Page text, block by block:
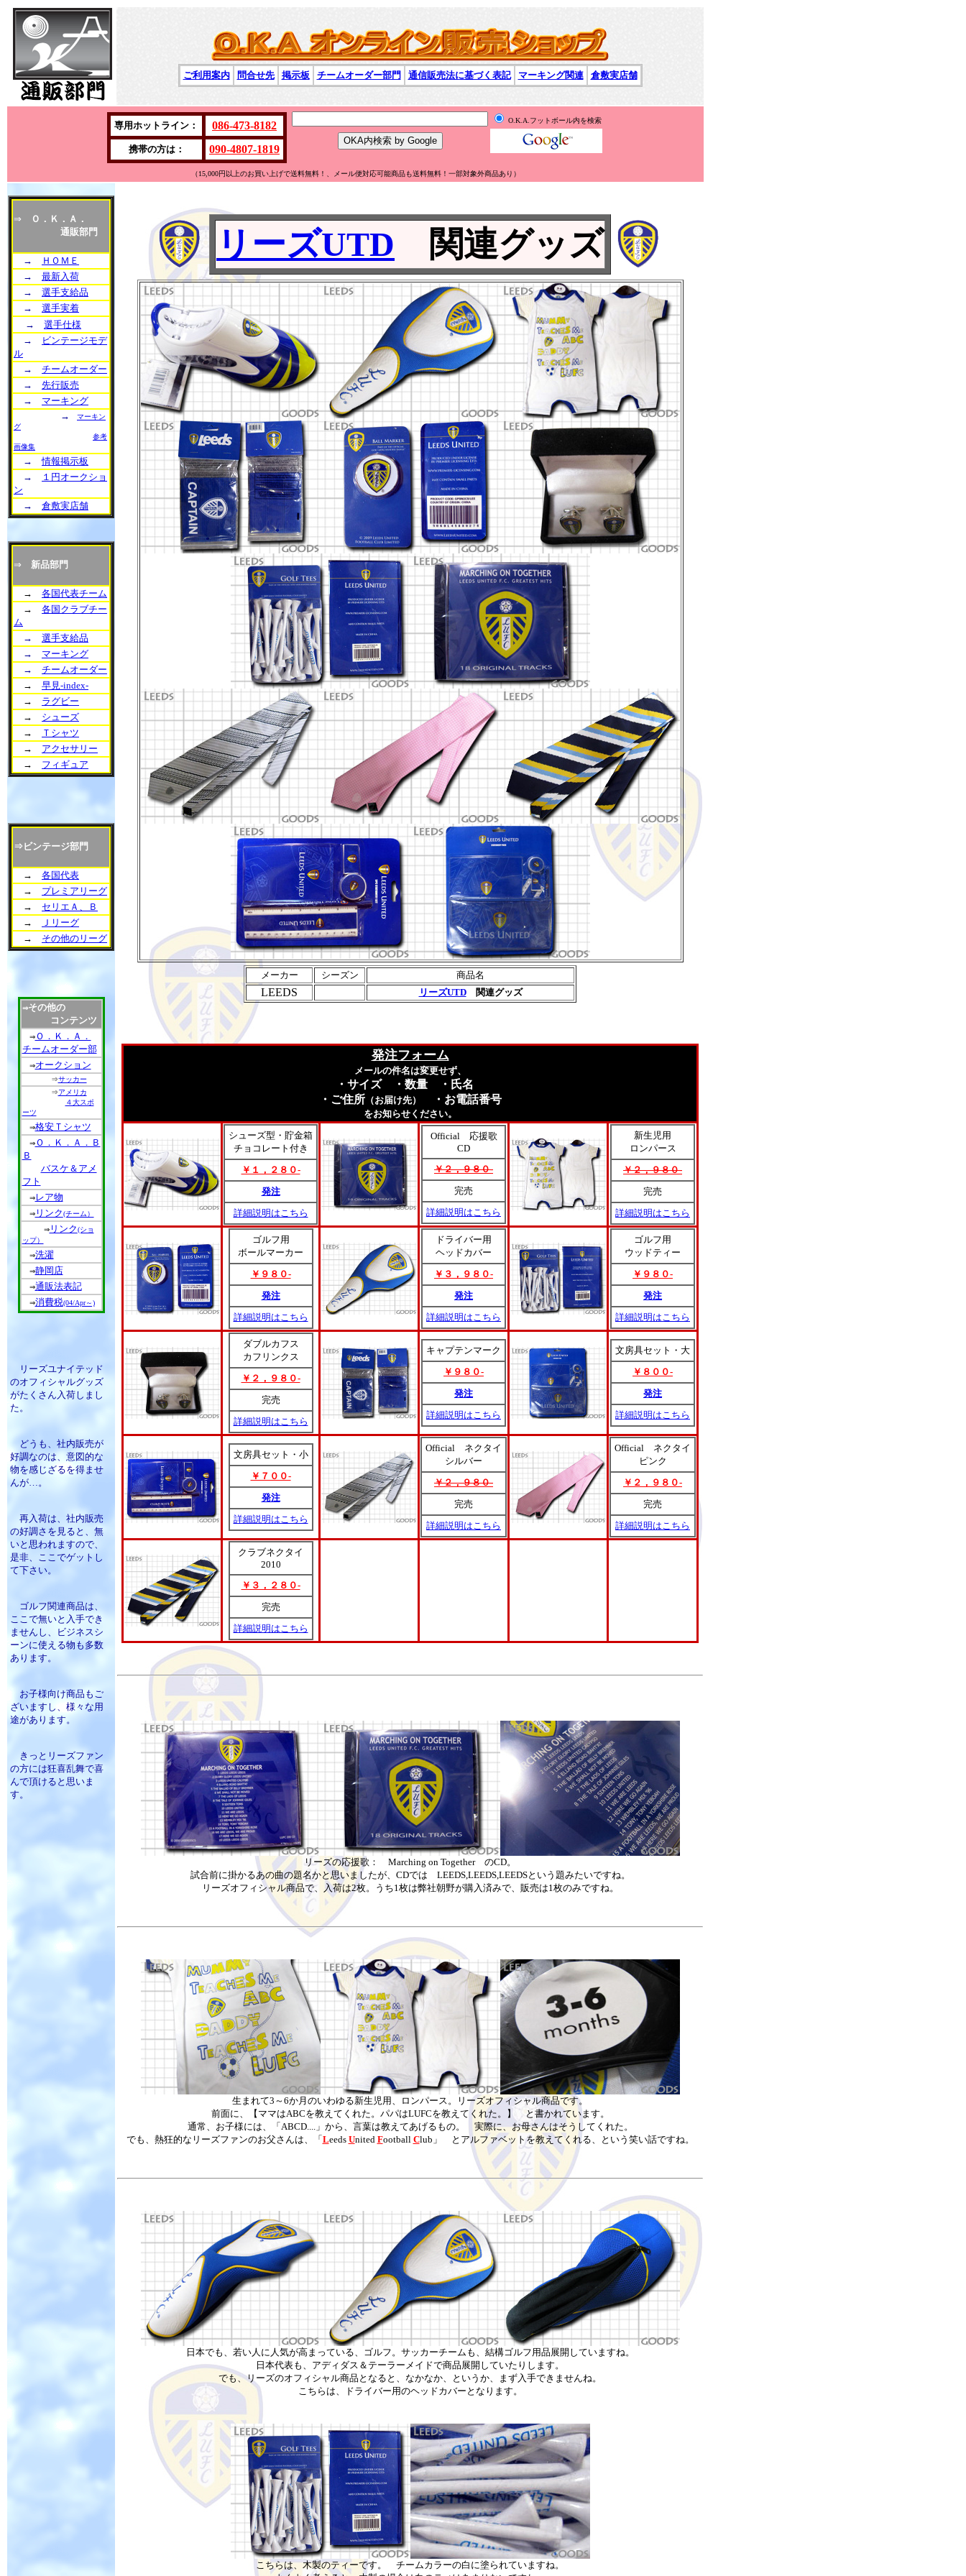
ご利用案内 問合せ先 掲示板 チームオーダー部門 通信販売法に基づく表記 マーキング関連 倉敷実店舗
専用ホットライン： 086-473-8182
携帯の方は： 090-4807-1819
O.K.A.フットボール内を検索
（15,000円以上のお買い上げで送料無料！、メール便対応可能商品も送料無料！一部対象外商品あり）
⇒
Ｏ．Ｋ．Ａ．
通販部門
→
ＨＯＭＥ
→ 最新入荷
→ 選手支給品
→ 選手実着
→ 選手仕様
→
ビンテージモデ
ル
→ チームオーダー
→ 先行販売
→ マーキング
→
マーキン
グ
参考
画像集
→情報掲示板
→
１円オークショ
ン
→ 倉敷実店舗
⇒ 新品部門
→ 各国代表チーム
→ 各国クラブチー
ム
→ 選手支給品
→ マーキング
→ チームオーダー
→ 早見-index-
→ ラグビー
→ シューズ
→
Ｔシャツ
→ アクセサリー
→ フィギュア
⇒ビンテージ部門
→ 各国代表
→ プレミアリーグ
→ セリエＡ、Ｂ
→
Ｊリーグ
→ その他のリーグ
⇒その他の
コンテンツ
⇒Ｏ．Ｋ．Ａ．
チームオーダー部
⇒オークション
⇒サッカー
⇒アメリカ
４大スポ
ーツ
⇒格安Ｔシャツ
⇒Ｏ．Ｋ．Ａ．Ｂ
Ｂ
バスケ＆アメ
フト
⇒レア物
⇒リンク(チーム）
⇒リンク(ショ
ップ）
⇒洗濯
⇒静岡店
⇒通販法表記
⇒消費税(04/Apr～)
リーズユナイテッド
のオフィシャルグッズ
がたくさん入荷しまし
た。
どうも、社内販売が
好調なのは、意図的な
物を感じざるを得ませ
んが…。
再入荷は、社内販売
の好調さを見ると、無
いと思われますので、
是非、ここでゲットし
て下さい。
ゴルフ関連商品は、
ここで無いと入手でき
ませんし、ビジネスシ
ーンに使える物も多数
あります。
お子様向け商品もご
ざいますし、様々な用
途があります。
きっとリーズファン
の方には狂喜乱舞で喜
んで頂けると思いま
す。
リーズUTD 関連グッズ
メーカー シーズン 商品名
LEEDS リーズUTD関連グッズ
発注フォーム
メールの件名は変更せず、
・サイズ ・数量 ・氏名
・ご住所（お届け先） ・お電話番号
をお知らせください。
シューズ型・貯金箱
チョコレート付き
￥１，２８０-
発注
詳細説明はこちら
Official 応援歌
CD
￥２，９８０-
完売
詳細説明はこちら
新生児用
ロンパース
￥２，９８０-
完売
詳細説明はこちら
ゴルフ用
ボールマーカー
￥９８０-
発注
詳細説明はこちら
ドライバー用
ヘッドカバー
￥３，９８０-
発注
詳細説明はこちら
ゴルフ用
ウッドティー
￥９８０-
発注
詳細説明はこちら
ダブルカフス
カフリンクス
￥２，９８０-
完売
詳細説明はこちら
キャプテンマーク
￥９８０-
発注
詳細説明はこちら
文房具セット・大
￥８００-
発注
詳細説明はこちら
文房具セット・小
￥７００-
発注
詳細説明はこちら
Official ネクタイ
シルバー
￥２，９８０-
完売
詳細説明はこちら
Official ネクタイ
ピンク
￥２，９８０-
完売
詳細説明はこちら
クラブネクタイ
2010
￥３，２８０-
完売
詳細説明はこちら
リーズの応援歌： Marching on Together のCD。
試合前に掛かるあの曲の題名かと思いましたが、CDでは LEEDS,LEEDS,LEEDSという題みたいですね。
リーズオフィシャル商品で、入荷は2枚。うち1枚は弊社朝野が購入済みで、販売は1枚のみですね。
生まれて3～6か月のいわゆる新生児用、ロンパース。リーズオフィシャル商品です。
前面に、【ママはABCを教えてくれた。パパはLUFCを教えてくれた。】 と書かれています。
通常、お子様には、「ABCD....」から、言葉は教えてあげるもの。 実際に、お母さんはそうしてくれた。
でも、熱狂的なリーズファンのお父さんは、「 Leeds United Football Club」 とアルファベットを教えてくれる、という笑い話ですね。
日本でも、若い人に人気が高まっている、ゴルフ。サッカーチームも、結構ゴルフ用品展開していますね。
日本代表も、アディダス＆テーラーメイドで商品展開していたりします。
でも、リーズのオフィシャル商品となると、なかなか、というか、まず入手できませんね。
こちらは、ドライバー用のヘッドカバーとなります。
こちらは、木製のティーです。 チームカラーの白に塗られていますね。